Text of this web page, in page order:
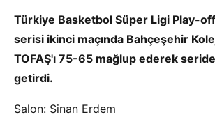
Türkiye Basketbol Süper Ligi Play-
serisi ikinci maçında Bahçeşehir
TOFAŞ'ı 75-65 mağlup ederek
getirdi.
Salon: Sinan Erdem